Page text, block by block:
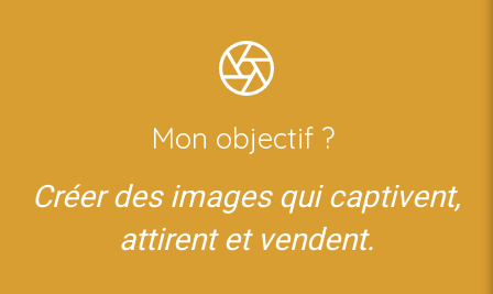
Mon objectif ?
Créer des images qui captivent,
attirent et vendent.